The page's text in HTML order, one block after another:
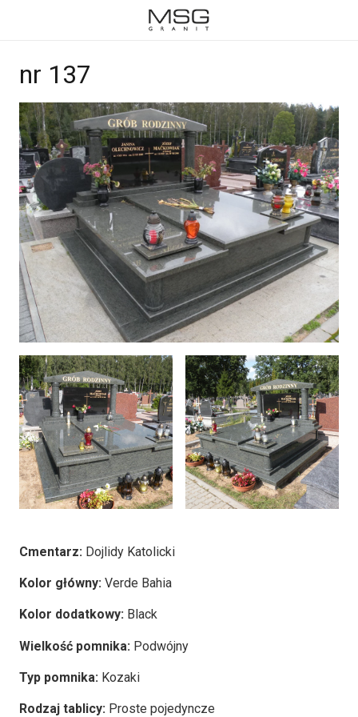
nr 137
Cmentarz: Dojlidy Katolicki
Kolor główny: Verde Bahia
Kolor dodatkowy: Black
Wielkość pomnika: Podwójny
Typ pomnika: Kozaki
Rodzaj tablicy: Proste pojedyncze